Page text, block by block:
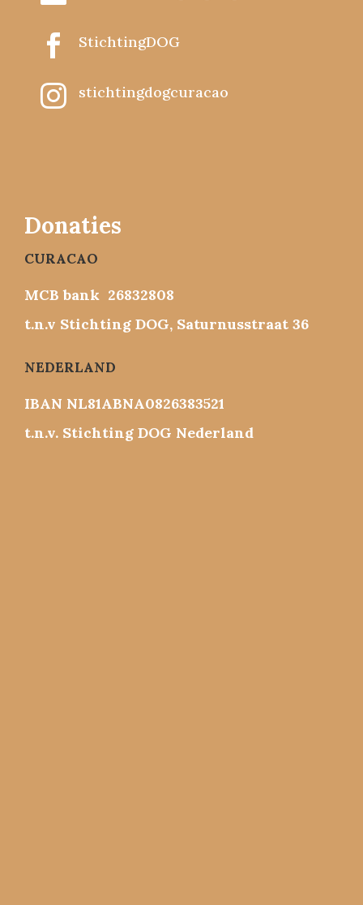
 StichtingDOG
 stichtingdogcuracao
Donaties
CURACAO
MCB bank 26832808
t.n.v Stichting DOG, Saturnusstraat 36
NEDERLAND
IBAN NL81ABNA0826383521
t.n.v. Stichting DOG Nederland